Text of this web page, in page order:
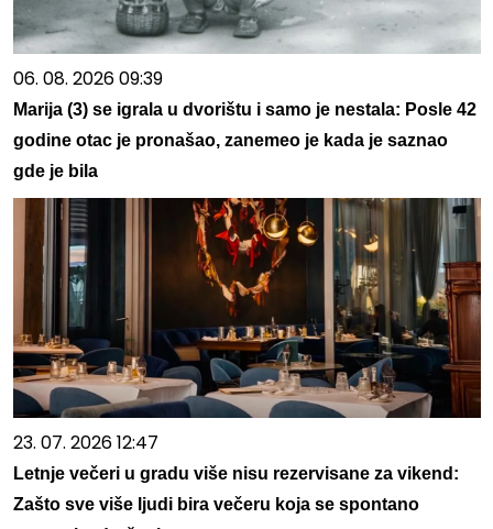
06. 08. 2026 09:39
Marija (3) se igrala u dvorištu i samo je nestala: Posle 42
godine otac je pronašao, zanemeo je kada je saznao
gde je bila
23. 07. 2026 12:47
Letnje večeri u gradu više nisu rezervisane za vikend:
Zašto sve više ljudi bira večeru koja se spontano